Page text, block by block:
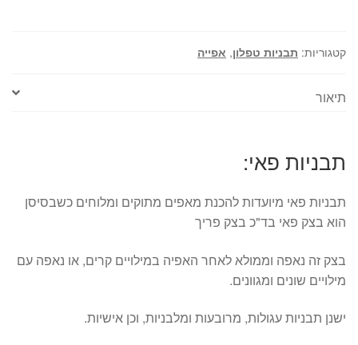
גובה
ס"מ
קטגוריות: תבניות טפלון, אפייה
תיאור
תבניות פאי:
תבניות פאי מיועדות להכנת מאפים מתוקים ומלוחים כשבסיסן
הוא בצק פאי בד"כ בצק פריך
בצק זה נאפה וממולא לאחר האפיה במילויים קרים, או נאפה עם
מילויים שונים ומגוונים.
ישנן תבניות עגולות, מרובעות ומלבניות, וכן אישיות.